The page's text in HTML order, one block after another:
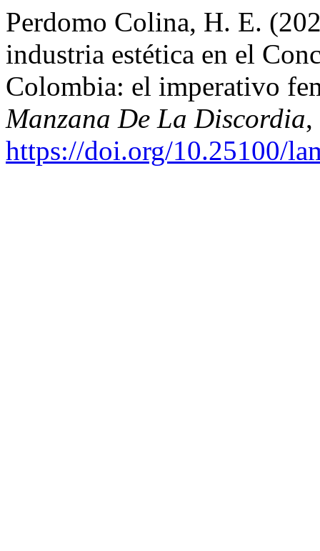
Perdomo Colina, H. E.
industria estética en el
Colombia: el imperativo
Manzana De La Discordia,
https://doi.org/10.25100/